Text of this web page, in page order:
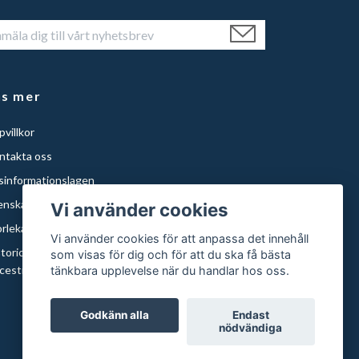
mer
oss
Städer
och papper
Maps of Sweden for Americans with Swedish
| Histor
Vi använder cookies
Vi använder cookies för att anpassa det innehåll
som visas för dig och för att du ska få bästa
tänkbara upplevelse när du handlar hos oss.
Godkänn alla
Endast
nödvändiga